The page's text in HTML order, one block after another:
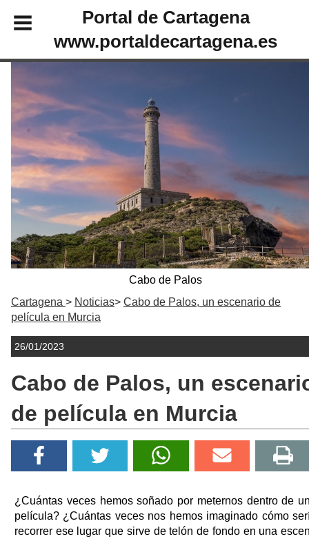
Portal de Cartagena
www.portaldecartagena.es
Cartagena Noticias
Cabo de Palos, un escenario de
película en Murcia
26/01/2023
Cabo de Palos, un
de película en Murcia
¿Cuántas veces hemos soñado por meternos dentro de
película? ¿Cuántas veces nos hemos imaginado cómo
recorrer ese lugar que sirve de telón de fondo en una
Cabo de Palos